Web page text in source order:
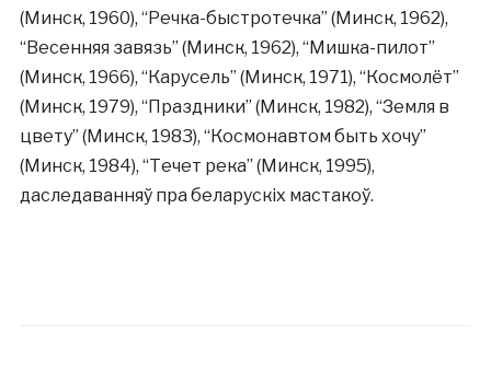
(Минск, 1960), “Речка-быстротечка” (Минск, 1962),
“Весенняя завязь” (Минск, 1962), “Мишка-пилот”
(Минск, 1966), “Карусель” (Минск, 1971), “Космолёт”
(Минск, 1979), “Праздники” (Минск, 1982), “Земля в
цвету” (Минск, 1983), “Космонавтом быть хочу”
(Минск, 1984), “Течет река” (Минск, 1995),
даследаванняў пра беларускіх мастакоў.